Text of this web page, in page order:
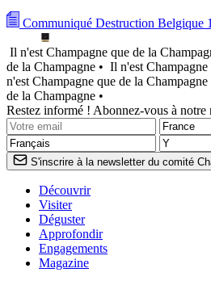
Communiqué Destruction Belgique
Il n'est Champagne que de la
de la Champagne • Il n'est Champagne
n'est Champagne que de la Champagne
de la Champagne •
Restez informé ! Abonnez-vous à notre
S'inscrire à la newsletter du comité
Découvrir
Visiter
Déguster
Approfondir
Engagements
Magazine